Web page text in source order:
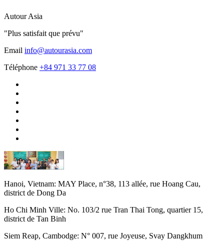
Autour Asia
"Plus satisfait que prévu"
Email info@autourasia.com
Téléphone +84 971 33 77 08
Hanoi, Vietnam: MAY Place, n°38, 113 allée, rue Hoang Cau,
district de Dong Da
Ho Chi Minh Ville: No. 103/2 rue Tran Thai Tong, quartier 15,
district de Tan Binh
Siem Reap, Cambodge: N° 007, rue Joyeuse, Svay Dangkhum